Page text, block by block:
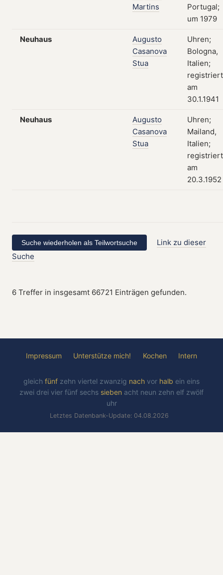
Martins
Portugal;
um 1979
Neuhaus
Augusto
Casanova
Stua
Uhren;
Bologna,
Italien;
registriert
am
30.1.1941
Neuhaus
Augusto
Casanova
Stua
Uhren;
Mailand,
Italien;
registriert
am
20.3.1952
Link zu dieser
Suche
6 Treffer in insgesamt 66721 Einträgen gefunden.
Impressum Unterstütze mich! Kochen Intern
gleich fünf zehn viertel zwanzig nach vor halb ein eins
zwei drei vier fünf sechs sieben acht neun zehn elf zwölf
uhr
Letztes Datenbank-Update: 04.08.2026